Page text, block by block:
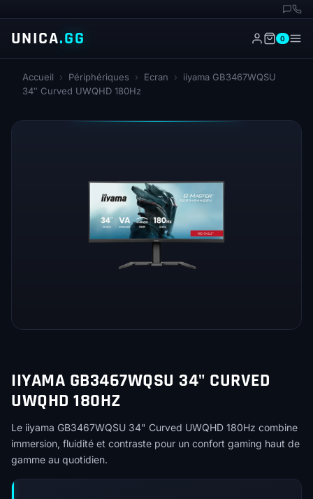
UNICA.GG 0
Accueil › Périphériques › Ecran ›
iiyama GB3467WQSU
34″ Curved UWQHD 180Hz
IIYAMA GB3467WQSU 34" CURVED
UWQHD 180HZ
Le iiyama GB3467WQSU 34" Curved UWQHD 180Hz combine
immersion, fluidité et contraste pour un confort gaming haut de
gamme au quotidien.